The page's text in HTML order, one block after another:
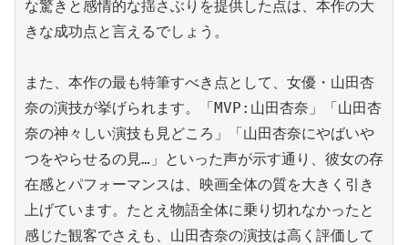
な驚きと感情的な揺さぶりを提供した点は、本作の大
きな成功点と言えるでしょう。
また、本作の最も特筆すべき点として、女優・山田杏
奈の演技が挙げられます。「MVP:山田杏奈」「山田杏
奈の神々しい演技も見どころ」「山田杏奈にやばいや
つをやらせるの見…」といった声が示す通り、彼女の存
在感とパフォーマンスは、映画全体の質を大きく引き
上げています。たとえ物語全体に乗り切れなかったと
感じた観客でさえも、山田杏奈の演技は高く評価して